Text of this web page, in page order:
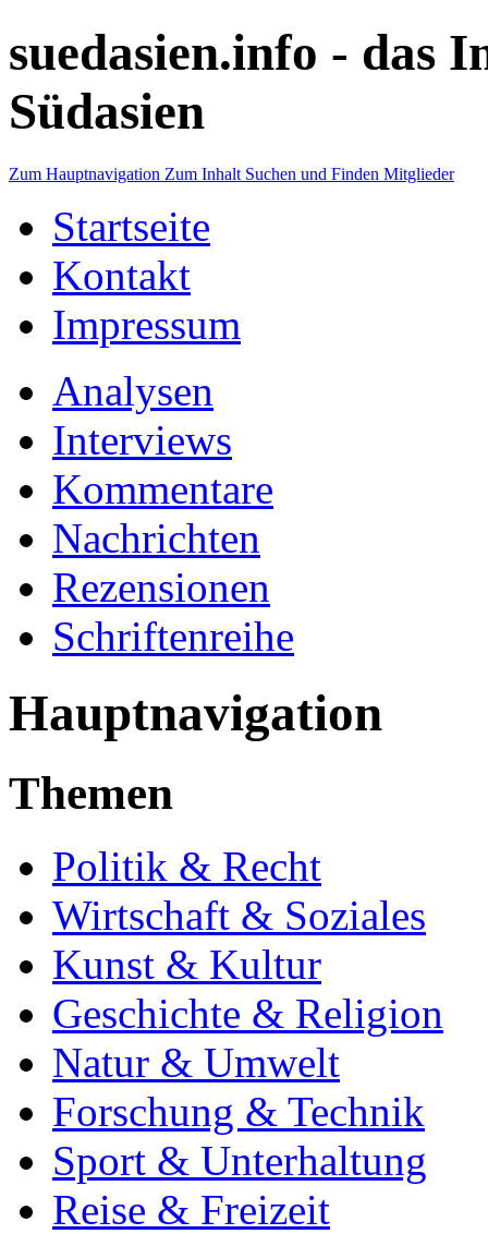
suedasien.info - das
Südasien
Zum Hauptnavigation Zum Inhalt Suchen und Finden Mitglieder
Startseite
Kontakt
Impressum
Analysen
Interviews
Kommentare
Nachrichten
Rezensionen
Schriftenreihe
Hauptnavigation
Themen
Politik & Recht
Wirtschaft & Soziales
Kunst & Kultur
Geschichte & Religion
Natur & Umwelt
Forschung & Technik
Sport & Unterhaltung
Reise & Freizeit